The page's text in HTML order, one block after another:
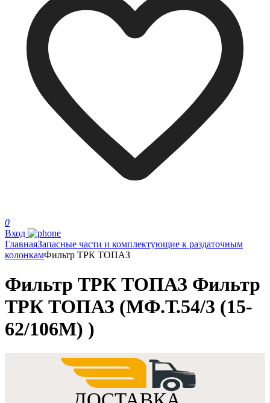
0
Вход
ГлавнаяЗапасные части и комплектующие к раздаточным
колонкамФильтр ТРК ТОПАЗ
Фильтр ТРК ТОПАЗ Фильтр
ТРК ТОПАЗ (МФ.Т.54/3 (15-
62/106М) )